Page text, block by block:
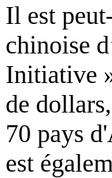
Il est
chinoise
Initiative
de
70 pays
est